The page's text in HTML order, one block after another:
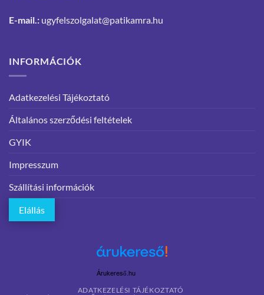
E-mail.: ugyfelszolgalat@patikamra.hu
INFORMÁCIÓK
Adatkezelési Tájékoztató
Általános szerződési feltételek
GYIK
Impresszum
Szállítási információk
Elállás
Árukereső.hu
ADATKEZELÉSI TÁJÉKOZTATÓ